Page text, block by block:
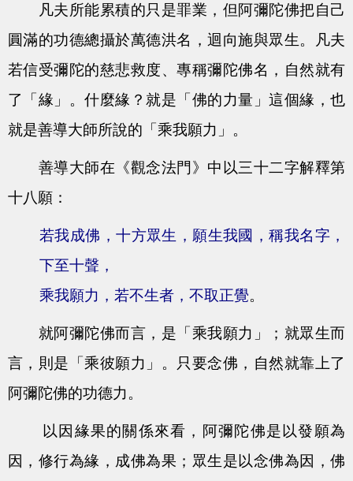
凡夫所能累積的只是罪業，但阿彌陀佛把自己
圓滿的功德總攝於萬德洪名，迴向施與眾生。凡夫
若信受彌陀的慈悲救度、專稱彌陀佛名，自然就有
了「緣」。什麼緣？就是「佛的力量」這個緣，也
就是善導大師所說的「乘我願力」。
善導大師在《觀念法門》中以三十二字解釋第
十八願：
若我成佛，十方眾生，願生我國，稱我名字，
下至十聲，
乘我願力，若不生者，不取正覺。
就阿彌陀佛而言，是「乘我願力」；就眾生而
言，則是「乘彼願力」。只要念佛，自然就靠上了
阿彌陀佛的功德力。
以因緣果的關係來看，阿彌陀佛是以發願為
因，修行為緣，成佛為果；眾生是以念佛為因，佛